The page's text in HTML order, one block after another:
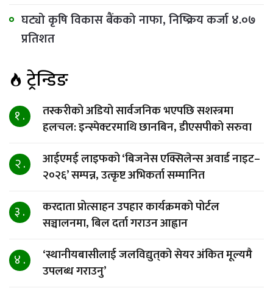
घट्यो कृषि विकास बैंकको नाफा, निष्क्रिय कर्जा ४.०७
प्रतिशत
ट्रेन्डिङ
१ .
तस्करीको अडियो सार्वजनिक भएपछि सशस्त्रमा
हलचल: इन्स्पेक्टरमाथि छानबिन, डीएसपीको सरुवा
२ .
आईएमई लाइफको ‘बिजनेस एक्सिलेन्स अवार्ड नाइट–
२०२६’ सम्पन्न, उत्कृष्ट अभिकर्ता सम्मानित
३ .
करदाता प्रोत्साहन उपहार कार्यक्रमको पोर्टल
सञ्चालनमा, बिल दर्ता गराउन आह्वान
४ .
‘स्थानीयबासीलाई जलविद्युत्‌को सेयर अंकित मूल्यमै
उपलब्ध गराउनु’